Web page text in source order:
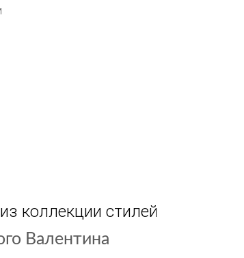
коллекции стилей
весна